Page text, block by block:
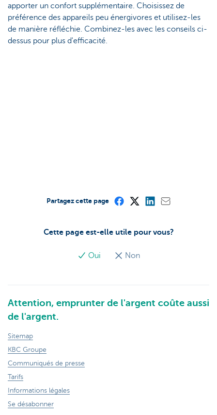
apporter un confort supplémentaire. Choisissez de
préférence des appareils peu énergivores et utilisez-les
de manière réfléchie. Combinez-les avec les conseils ci-
dessus pour plus d'efficacité.
Cette page est-elle utile pour vous?
Oui Non
Partagez cette page
Attention, emprunter de l'argent coûte aussi
de l'argent.
Sitemap
KBC Groupe
Communiqués de presse
Tarifs
Informations légales
Se désabonner